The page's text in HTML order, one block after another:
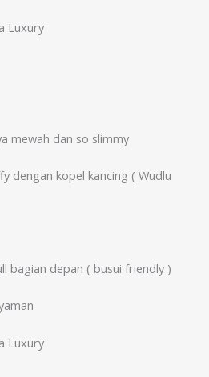
Luxury
mewah dan so slimmy
dengan kopel kancing ( Wudlu
bagian depan ( busui friendly )
Luxury